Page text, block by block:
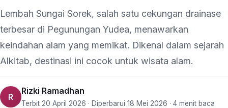
Lembah Sungai Sorek, salah satu cekungan drainase
terbesar di Pegunungan Yudea, menawarkan
keindahan alam yang memikat. Dikenal dalam sejarah
Alkitab, destinasi ini cocok untuk wisata alam.
R
Rizki Ramadhan
Terbit 20 April 2026 · Diperbarui 18 Mei 2026 · 4 menit baca